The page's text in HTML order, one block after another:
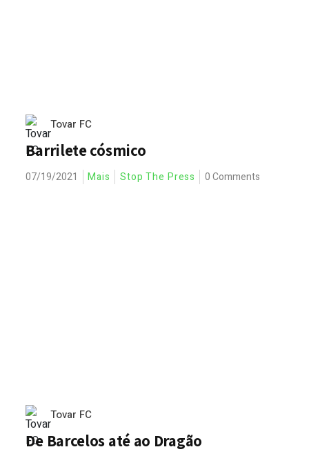
Tovar FC
Barrilete cósmico
07/19/2021 Mais Stop The Press 0 Comments
Tovar FC
De Barcelos até ao Dragão